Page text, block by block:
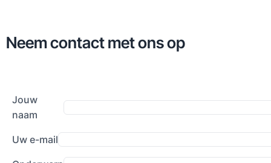
Neem contact met ons op
Jouw
naam
Uw e-mail